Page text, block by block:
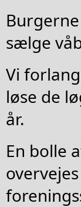
sælge
Vi
løse de
år.
En bolle